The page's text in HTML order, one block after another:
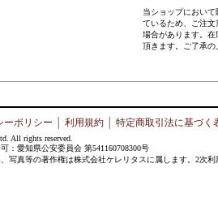
当ショップにおい
ているため、ご注
場合があります。
頂きます。ご了承
ーポリシー 利用規約 特定商取引法に基づく
All rights reserved.
愛知県公安委員会 第541160708300号
写真等の著作権は株式会社ケレリタスに属します。2次